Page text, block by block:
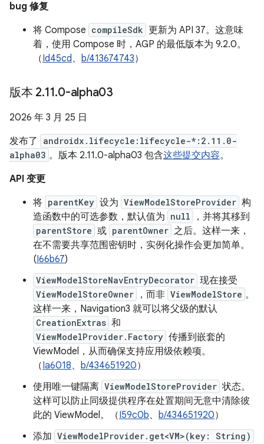
bug 修复
将 Compose compileSdk 更新为 API 37。这意味
着，使用 Compose 时，AGP 的最低版本为 9.2.0。
（Id45cd、 b/413674743）
版本 2.11.0-alpha03
2026 年 3 月 25 日
发布了
androidx.lifecycle:lifecycle-*:2.11.0-
alpha03 。版本 2.11.0-alpha03 包含这些提交内容。
API 变更
将 parentKey 设为 ViewModelStoreProvider 构
造函数中的可选参数，默认值为 null ，并将其移到
parentStore 或 parentOwner 之后。这样一来，
在不需要共享范围密钥时，实例化操作会更加简单。
(I66b67)
ViewModelStoreNavEntryDecorator 现在接受
ViewModelStoreOwner ，而非 ViewModelStore 。
这样一来，Navigation3 就可以将父级的默认
CreationExtras 和
ViewModelProvider.Factory 传播到嵌套的
ViewModel，从而确保支持应用级依赖项。
（Ia6018、 b/434651920）
使用唯一键隔离 ViewModelStoreProvider 状态。
这样可以防止同级提供程序在处置期间无意中清除彼
此的 ViewModel。（I59c0b、 b/434651920）
添加 ViewModelProvider.get<VM>(key: String)